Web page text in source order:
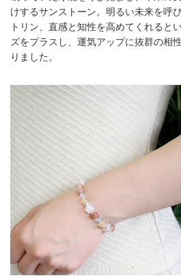
けするサンストーン。明るい未来を呼
トリン、直感と知性を高めてくれると
ズをプラスし、運気アップに抜群の相
りました。